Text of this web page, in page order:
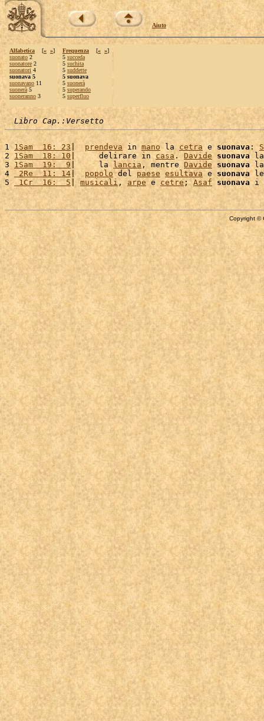
Aiuto
Alfabetica [« »]
suonato 2
suonatore 2
suonatori 4
suonava 5
suonavano 11
suonerà 5
suoneranno 3
Frequenza [« »]
5 succeda
5 suchita
5 suddette
5 suonava
5 suonerà
5 superando
5 superfluo
Libro Cap.:Versetto
1 1Sam  16: 23| prendeva in mano la cetra e suonava :
2 1Sam  18: 10 |     delirare in casa. Davide suonava
3 1Sam  19:  9 |     la lancia , mentre Davide suonava
4
2Re  11: 14| popolo del paese esultava e suonava
5 1Cr  16:  5 | musicali, arpe e cetre ; Asaf suonava i
Copyright ©